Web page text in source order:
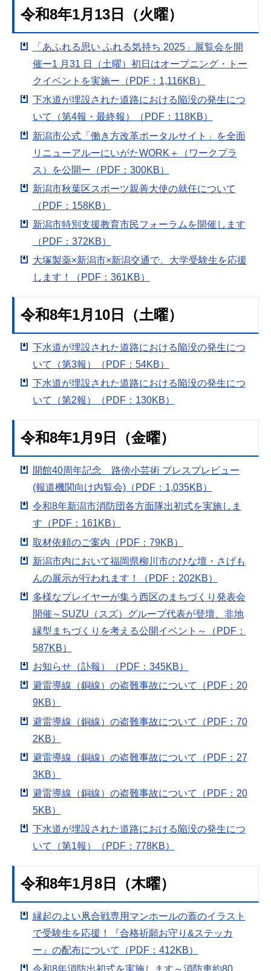
令和8年1月13日（火曜）
「あふれる思い ふれる気持ち 2025」展覧会を開
催ー1 月31 日（土曜）初日はオープニング・トー
クイベントを実施ー（PDF：1,116KB）
下水道が埋設された道路における陥没の発生につ
いて（第4報・最終報）（PDF：118KB）
新潟市公式「働き方改革ポータルサイト」を全面
リニューアルーにいがたWORK＋（ワークプラ
ス）を公開ー（PDF：300KB）
新潟市秋葉区スポーツ親善大使の就任について
（PDF：158KB）
新潟市特別支援教育市民フォーラムを開催します
（PDF：372KB）
大塚製薬×新潟市×新潟交通で、大学受験生を応援
します！（PDF：361KB）
令和8年1月10日（土曜）
下水道が埋設された道路における陥没の発生につ
いて（第3報）（PDF：54KB）
下水道が埋設された道路における陥没の発生につ
いて（第2報）（PDF：130KB）
令和8年1月9日（金曜）
開館40周年記念 路傍小芸術 プレスプレビュー
(報道機関向け内覧会)（PDF：1,035KB）
令和8年新潟市消防団各方面隊出初式を実施しま
す（PDF：161KB）
取材依頼のご案内（PDF：79KB）
新潟市内において福岡県柳川市のひな壇・さげも
んの展示が行われます！（PDF：202KB）
多様なプレイヤーが集う西区のまちづくり発表会
開催～SUZU（スズ）グループ代表が登壇、非地
縁型まちづくりを考える公開イベント～（PDF：
587KB）
お知らせ（訃報）（PDF：345KB）
避雷導線（銅線）の盗難事故について（PDF：20
9KB）
避雷導線（銅線）の盗難事故について（PDF：70
2KB）
避雷導線（銅線）の盗難事故について（PDF：27
3KB）
避雷導線（銅線）の盗難事故について（PDF：20
5KB）
下水道が埋設された道路における陥没の発生につ
いて（第1報）（PDF：778KB）
令和8年1月8日（木曜）
縁起のよい凧合戦専用マンホールの蓋のイラスト
で受験生を応援！『合格祈願お守り&ステッカ
ー』の配布について（PDF：412KB）